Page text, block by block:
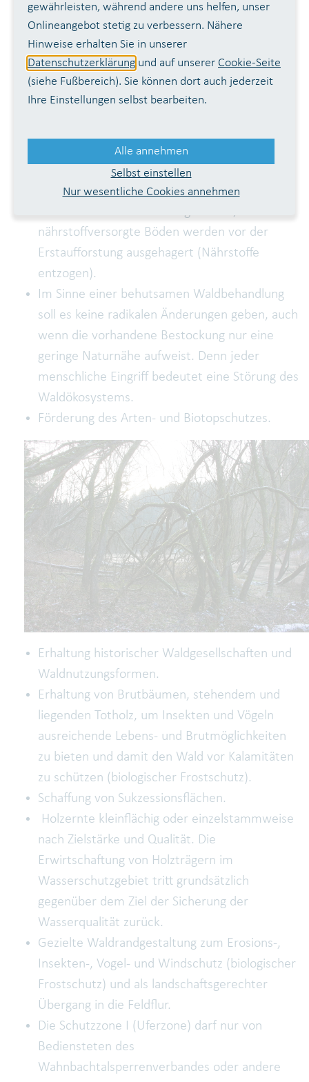
Meter) - beispielsweise Aspe, Birke, Erle,
Hainbuche – mit Durchstellung von Baumarten
1. Ordnung (Wuchshöhe bis 20 Meter).
Verzicht auf Kahlschläge zur Vermeidung von
Erosion und damit unerwünschter Nähr- und
Trübstoffbelastungen des Stausees und seiner
Erstaufforstungen werden so vorgenommen,
dass temporäre Nährstoffausträge aus den
Böden weitgehend vermieden werden. Bisher
intensiv landwirtschaftlich genutzte, hoch
nährstoffversorgte Böden werden vor der
Erstaufforstung ausgehagert (Nährstoffe
entzogen).
Im Sinne einer behutsamen Waldbehandlung
soll es keine radikalen Änderungen geben, auch
wenn die vorhandene Bestockung nur eine
geringe Naturnähe aufweist. Denn jeder
menschliche Eingriff bedeutet eine Störung des
Waldökosystems.
Förderung des Arten- und Biotopschutzes.
Erhaltung historischer Waldgesellschaften und
Waldnutzungsformen.
Erhaltung von Brutbäumen, stehendem und
liegenden Totholz, um Insekten und Vögeln
ausreichende Lebens- und Brutmöglichkeiten
zu bieten und damit den Wald vor Kalamitäten
zu schützen (biologischer Frostschutz).
Schaffung von Sukzessionsflächen.
Holzernte kleinflächig oder einzelstammweise
nach Zielstärke und Qualität. Die
Erwirtschaftung von Holzträgern im
Wasserschutzgebiet tritt grundsätzlich
gegenüber dem Ziel der Sicherung der
Wasserqualität zurück.
Gezielte Waldrandgestaltung zum Erosions-,
Insekten-, Vogel- und Windschutz (biologischer
Frostschutz) und als landschaftsgerechter
Übergang in die Feldflur.
Die Schutzzone I (Uferzone) darf nur von
Bediensteten des
Wahnbachtalsperrenverbandes oder andere
gewährleisten, während andere uns helfen, unser
Onlineangebot stetig zu verbessern. Nähere
Hinweise erhalten Sie in unserer
Datenschutzerklärung und auf unserer Cookie-Seite
(siehe Fußbereich). Sie können dort auch jederzeit
Ihre Einstellungen selbst bearbeiten.
Alle annehmen
Selbst einstellen
Nur wesentliche Cookies annehmen